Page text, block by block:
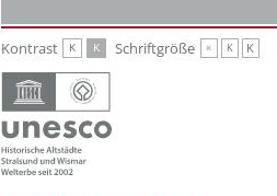
Kontrast K K Schriftgröße K K K